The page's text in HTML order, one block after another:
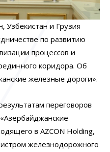
Узбекистан и Грузия
по развитию
процессов и
коридора. Об
железные дороги».
переговоров
в AZCON Holding,
железнодорожного